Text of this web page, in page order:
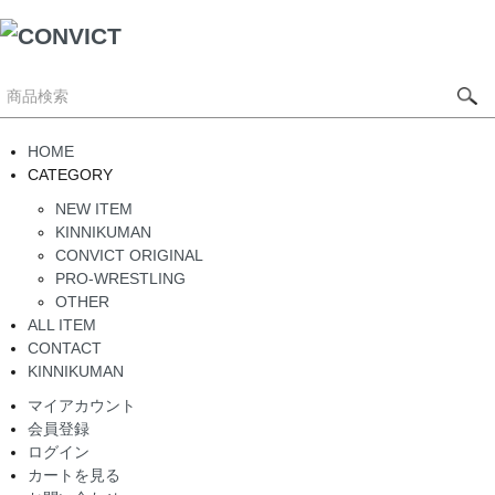
HOME
CATEGORY
NEW ITEM
KINNIKUMAN
CONVICT ORIGINAL
PRO-WRESTLING
OTHER
ALL ITEM
CONTACT
KINNIKUMAN
マイアカウント
会員登録
ログイン
カートを見る